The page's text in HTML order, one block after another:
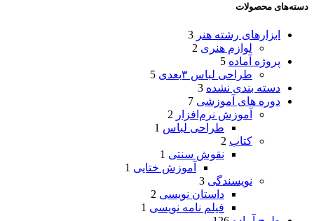
دسته‌های محصولات
ابزارهای رشته هنر 3
لوازم هنری 2
پروژه آماده 5
طراحی لباس ۳بعدی
5
دسته بندی نشده 3
دوره های آموزشی 7
آموزش نرم‌افزار 2
طراحی لباس 1
کتاب 2
نقوش سنتی 1
آموزش ختایی 1
نویسندگی 3
داستان نویسی 2
فیلم نامه نویسی 1